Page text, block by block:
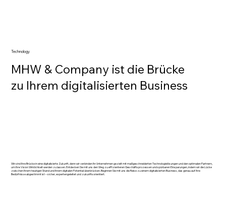
Technology
MHW & Company ist die Brücke
zu Ihrem digitalisierten Business
Wir sind Ihre Brücke in eine digitalisierte Zukunft, denn wir verbinden Ihr Unternehmen gezielt mit maßgeschneiderten Technologielösungen und den optimalen Partnern,
um Ihre Vision Wirklichkeit werden zu lassen. Entdecken Sie mit uns den Weg zu effizienteren Geschäftsprozessen und spürbaren Einsparungen, indem wir die Lücke
zwischen Ihrem heutigen Stand und Ihrem digitalen Potential überbrücken. Beginnen Sie mit uns die Reise zu einem digitalisierten Business, das genau auf Ihre
Bedürfnisse abgestimmt ist – sicher, expertengeleitet und zukunftsorientiert.